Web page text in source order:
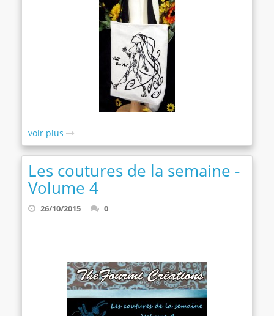
voir plus
Les coutures de la semaine -
Volume 4
26/10/2015 0